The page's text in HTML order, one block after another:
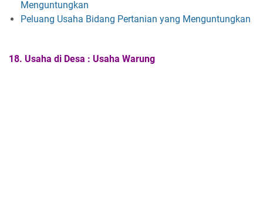
Menguntungkan
Peluang Usaha Bidang Pertanian yang Menguntungkan
18. Usaha di Desa : Usaha Warung